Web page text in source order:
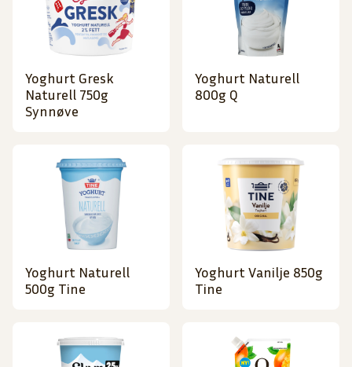
Yoghurt Gresk
Naturell 750g
Synnøve
Yoghurt Naturell
800g Q
Yoghurt Naturell
500g Tine
Yoghurt Vanilje 850g
Tine